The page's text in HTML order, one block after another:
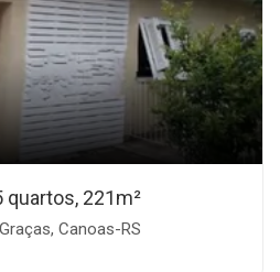
quartos, 221m²
Canoas-RS